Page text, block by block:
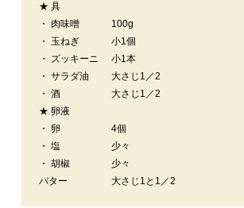
★ 具
・ 肉味噌
100g
・ 玉ねぎ
小1個
・ ズッキーニ
小1本
・ サラダ油
大さじ1／2
・ 酒
大さじ1／2
★ 卵液
・ 卵
4個
・ 塩
少々
・ 胡椒
少々
バター
大さじ1と1／2